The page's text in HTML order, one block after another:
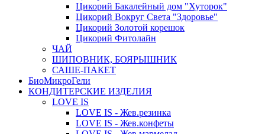
Цикорий Бакалейный дом "Хуторок"
Цикорий Вокруг Света "Здоровье"
Цикорий Золотой корешок
Цикорий Фитолайн
ЧАЙ
ШИПОВНИК, БОЯРЫШНИК
САШЕ-ПАКЕТ
БиоМикроГели
КОНДИТЕРСКИЕ ИЗДЕЛИЯ
LOVE IS
LOVE IS - Жев.резинка
LOVE IS - Жев.конфеты